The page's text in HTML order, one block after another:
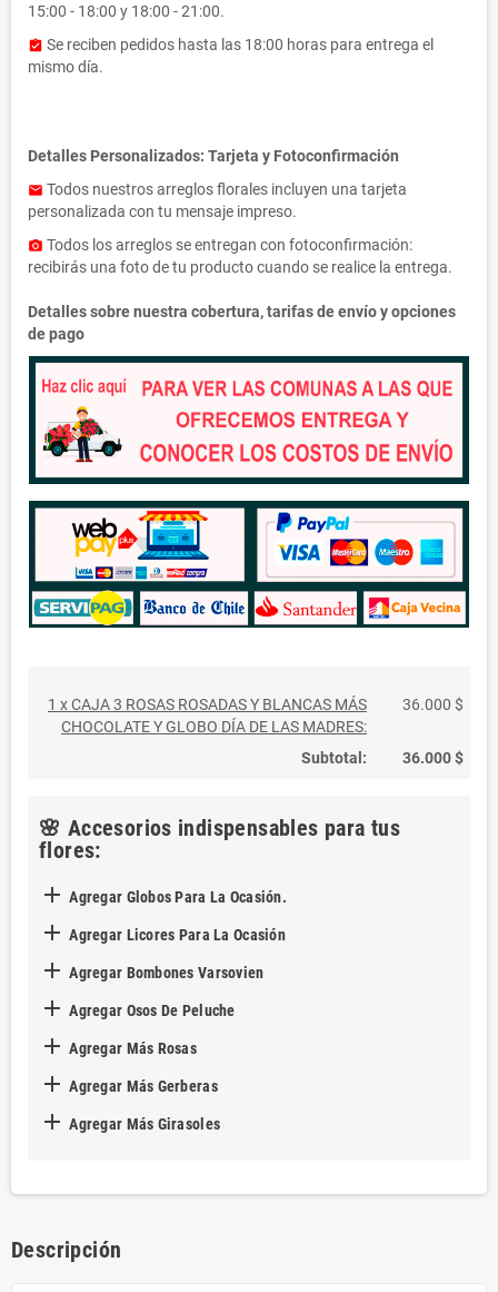
15:00 - 18:00 y 18:00 - 21:00.
assignment_turned_in Se reciben pedidos hasta las 18:00 horas para entrega el
mismo día.
Detalles Personalizados: Tarjeta y Fotoconfirmación
email Todos nuestros arreglos florales incluyen una tarjeta
personalizada con tu mensaje impreso.
photo_camera Todos los arreglos se entregan con fotoconfirmación:
recibirás una foto de tu producto cuando se realice la entrega.
Detalles sobre nuestra cobertura, tarifas de envío y opciones
de pago
1 x CAJA 3 ROSAS ROSADAS Y BLANCAS MÁS
CHOCOLATE Y GLOBO DÍA DE LAS MADRES:
36.000 $
Subtotal: 36.000 $
🌸 Accesorios indispensables para tus
flores:
 Agregar Globos Para La Ocasión.
 Agregar Licores Para La Ocasión
 Agregar Bombones Varsovien
 Agregar Osos De Peluche
 Agregar Más Rosas
 Agregar Más Gerberas
 Agregar Más Girasoles
Descripción